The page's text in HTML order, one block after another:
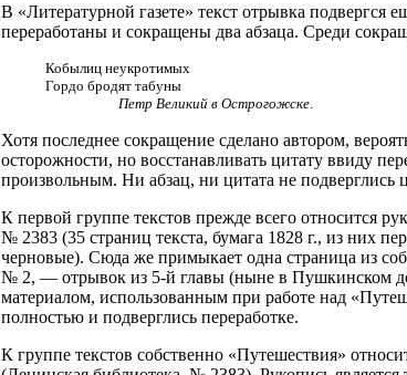
В «Литературной газете» текст отрывка подвергся
переработаны и сокращены два абзаца. Среди
Кобылиц неукротимых
Гордо бродят табуны
Петр Великий в Острогожске.
Хотя последнее сокращение сделано автором,
осторожности, но восстанавливать цитату ввиду
произвольным. Ни абзац, ни цитата не подверглись
К первой группе текстов прежде всего относится
№ 2383 (35 страниц текста, бумага 1828 г., из них
черновые). Сюда же примыкает одна страница из
№ 2, — отрывок из 5-й главы (ныне в Пушкинском
материалом, использованным при работе над
полностью и подверглись переработке.
К группе текстов собственно «Путешествия»